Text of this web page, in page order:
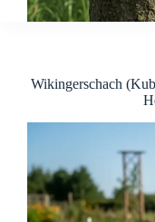
Wikingerschach